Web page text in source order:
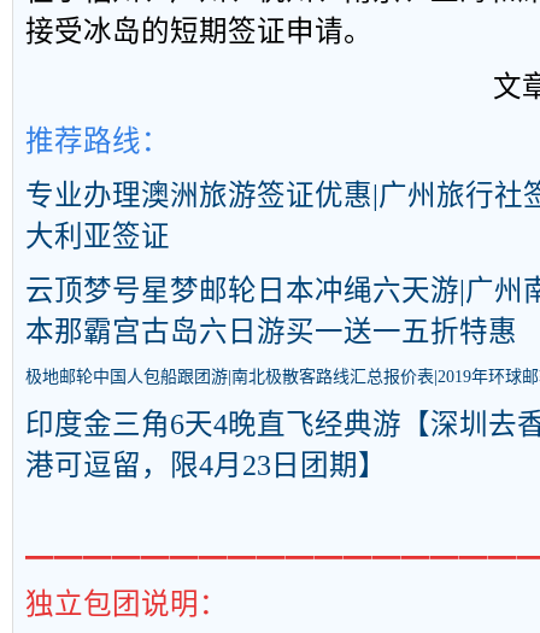
接受冰岛的短期签证申请。
文
推荐路线：
专业办理澳洲旅游签证优惠|广州旅行社
大利亚签证
云顶梦号星梦邮轮日本冲绳六天游|广州
本那霸宫古岛六日游买一送一五折特惠
极地邮轮中国人包船跟团游|南北极散客路线汇总报价表|2019年环球
印度金三角6天4晚直飞经典游【深圳去
港可逗留，限4月23日团期】
独立包团说明：